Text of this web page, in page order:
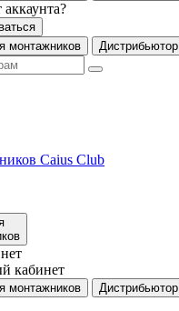
монтажников
Дистрибьютор
Caius Club
кабинет
монтажников Дистрибьютор